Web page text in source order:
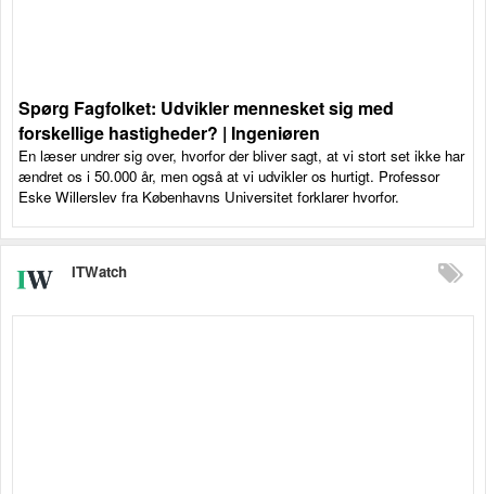
Spørg Fagfolket: Udvikler mennesket sig med
forskellige hastigheder? | Ingeniøren
En læser undrer sig over, hvorfor der bliver sagt, at vi stort set ikke har
ændret os i 50.000 år, men også at vi udvikler os hurtigt. Professor
Eske Willerslev fra Københavns Universitet forklarer hvorfor.
ITWatch